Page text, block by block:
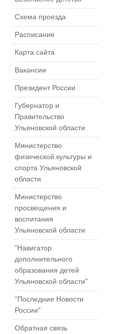
Схема проезда
Расписание
Карта сайта
Вакансии
Президент России
Губернатор и
Правительство
Ульяновской области
Министерство
физической культуры и
спорта Ульяновской
области
Министерство
просвещения и
воспитания
Ульяновской области
"Навигатор
дополнительного
образования детей
Ульяновской области"
"Последние Новости
России"
Обратная связь